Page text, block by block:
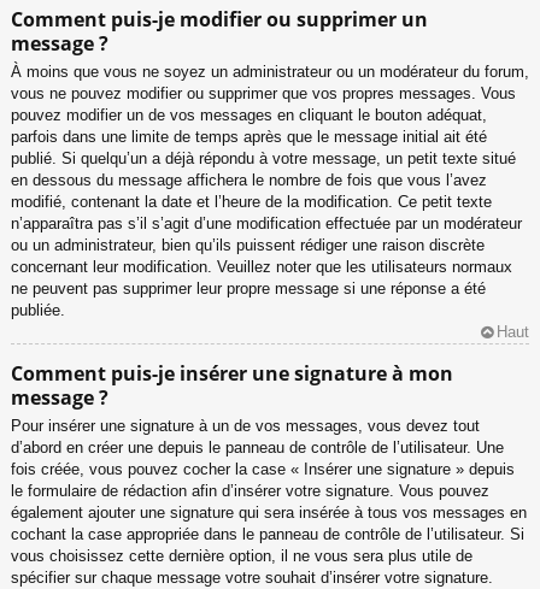
Comment puis-je modifier ou supprimer un
message ?
À moins que vous ne soyez un administrateur ou un modérateur du forum,
vous ne pouvez modifier ou supprimer que vos propres messages. Vous
pouvez modifier un de vos messages en cliquant le bouton adéquat,
parfois dans une limite de temps après que le message initial ait été
publié. Si quelqu’un a déjà répondu à votre message, un petit texte situé
en dessous du message affichera le nombre de fois que vous l’avez
modifié, contenant la date et l’heure de la modification. Ce petit texte
n’apparaîtra pas s’il s’agit d’une modification effectuée par un modérateur
ou un administrateur, bien qu’ils puissent rédiger une raison discrète
concernant leur modification. Veuillez noter que les utilisateurs normaux
ne peuvent pas supprimer leur propre message si une réponse a été
publiée.
Haut
Comment puis-je insérer une signature à mon
message ?
Pour insérer une signature à un de vos messages, vous devez tout
d’abord en créer une depuis le panneau de contrôle de l’utilisateur. Une
fois créée, vous pouvez cocher la case « Insérer une signature » depuis
le formulaire de rédaction afin d’insérer votre signature. Vous pouvez
également ajouter une signature qui sera insérée à tous vos messages en
cochant la case appropriée dans le panneau de contrôle de l’utilisateur. Si
vous choisissez cette dernière option, il ne vous sera plus utile de
spécifier sur chaque message votre souhait d’insérer votre signature.